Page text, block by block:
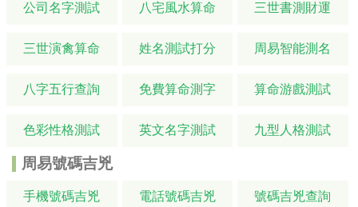
公司名字測試 八宅風水算命 三世書測財運
三世演禽算命 姓名測試打分 周易智能測名
八字五行查詢 免費算命測字 算命游戲測試
色彩性格測試 英文名字測試 九型人格測試
周易號碼吉兇
手機號碼吉兇 電話號碼吉兇 號碼吉兇查詢